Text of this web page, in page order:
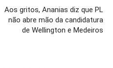
Aos gritos, Ananias diz que PL
não abre mão da candidatura
de Wellington e Medeiros